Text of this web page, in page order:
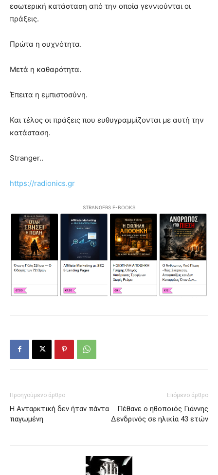
εσωτερική κατάσταση από την οποία γεννιούνται οι
πράξεις.
Πρώτα η συχνότητα.
Μετά η καθαρότητα.
Έπειτα η εμπιστοσύνη.
Και τέλος οι πράξεις που ευθυγραμμίζονται με αυτή την
κατάσταση.
Stranger..
https://radionics.gr
STRANGERS E-BOOKS
Προηγούμενο άρθρο
H Ανταρκτική δεν ήταν πάντα
παγωμένη
Επόμενο άρθρο
Πέθανε ο ηθοποιός Γιάννης
Δενδρινός σε ηλικία 43 ετών